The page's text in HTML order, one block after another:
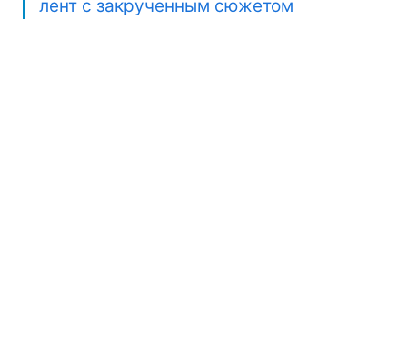
лент с закрученным сюжетом